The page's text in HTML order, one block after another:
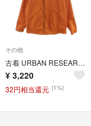
その他
古着 URBAN RESEARCH アーバンリサーチ フードジャケット 38 オレンジ メンズ
¥ 3,220
32円相当還元 (1%)